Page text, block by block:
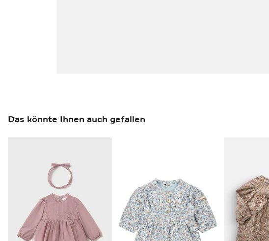
Das könnte Ihnen auch gefallen